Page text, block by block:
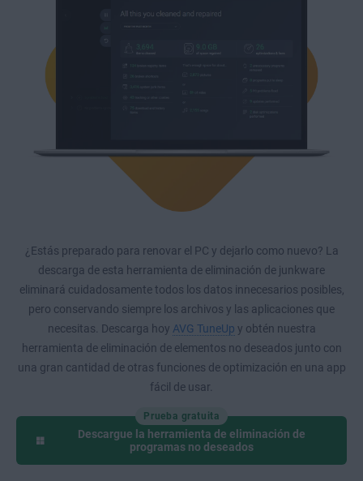
¿Estás preparado para renovar el PC y dejarlo como nuevo? La
descarga de esta herramienta de eliminación de junkware
eliminará cuidadosamente todos los datos innecesarios posibles,
pero conservando siempre los archivos y las aplicaciones que
necesitas. Descarga hoy AVG TuneUp y obtén nuestra
herramienta de eliminación de elementos no deseados junto con
una gran cantidad de otras funciones de optimización en una app
fácil de usar.
Prueba gratuita
Descargue la herramienta de eliminación de
programas no deseados